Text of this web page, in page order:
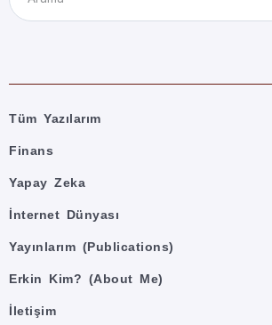
Tüm Yazılarım
Finans
Yapay Zeka
İnternet Dünyası
Yayınlarım (Publications)
Erkin Kim? (About Me)
İletişim